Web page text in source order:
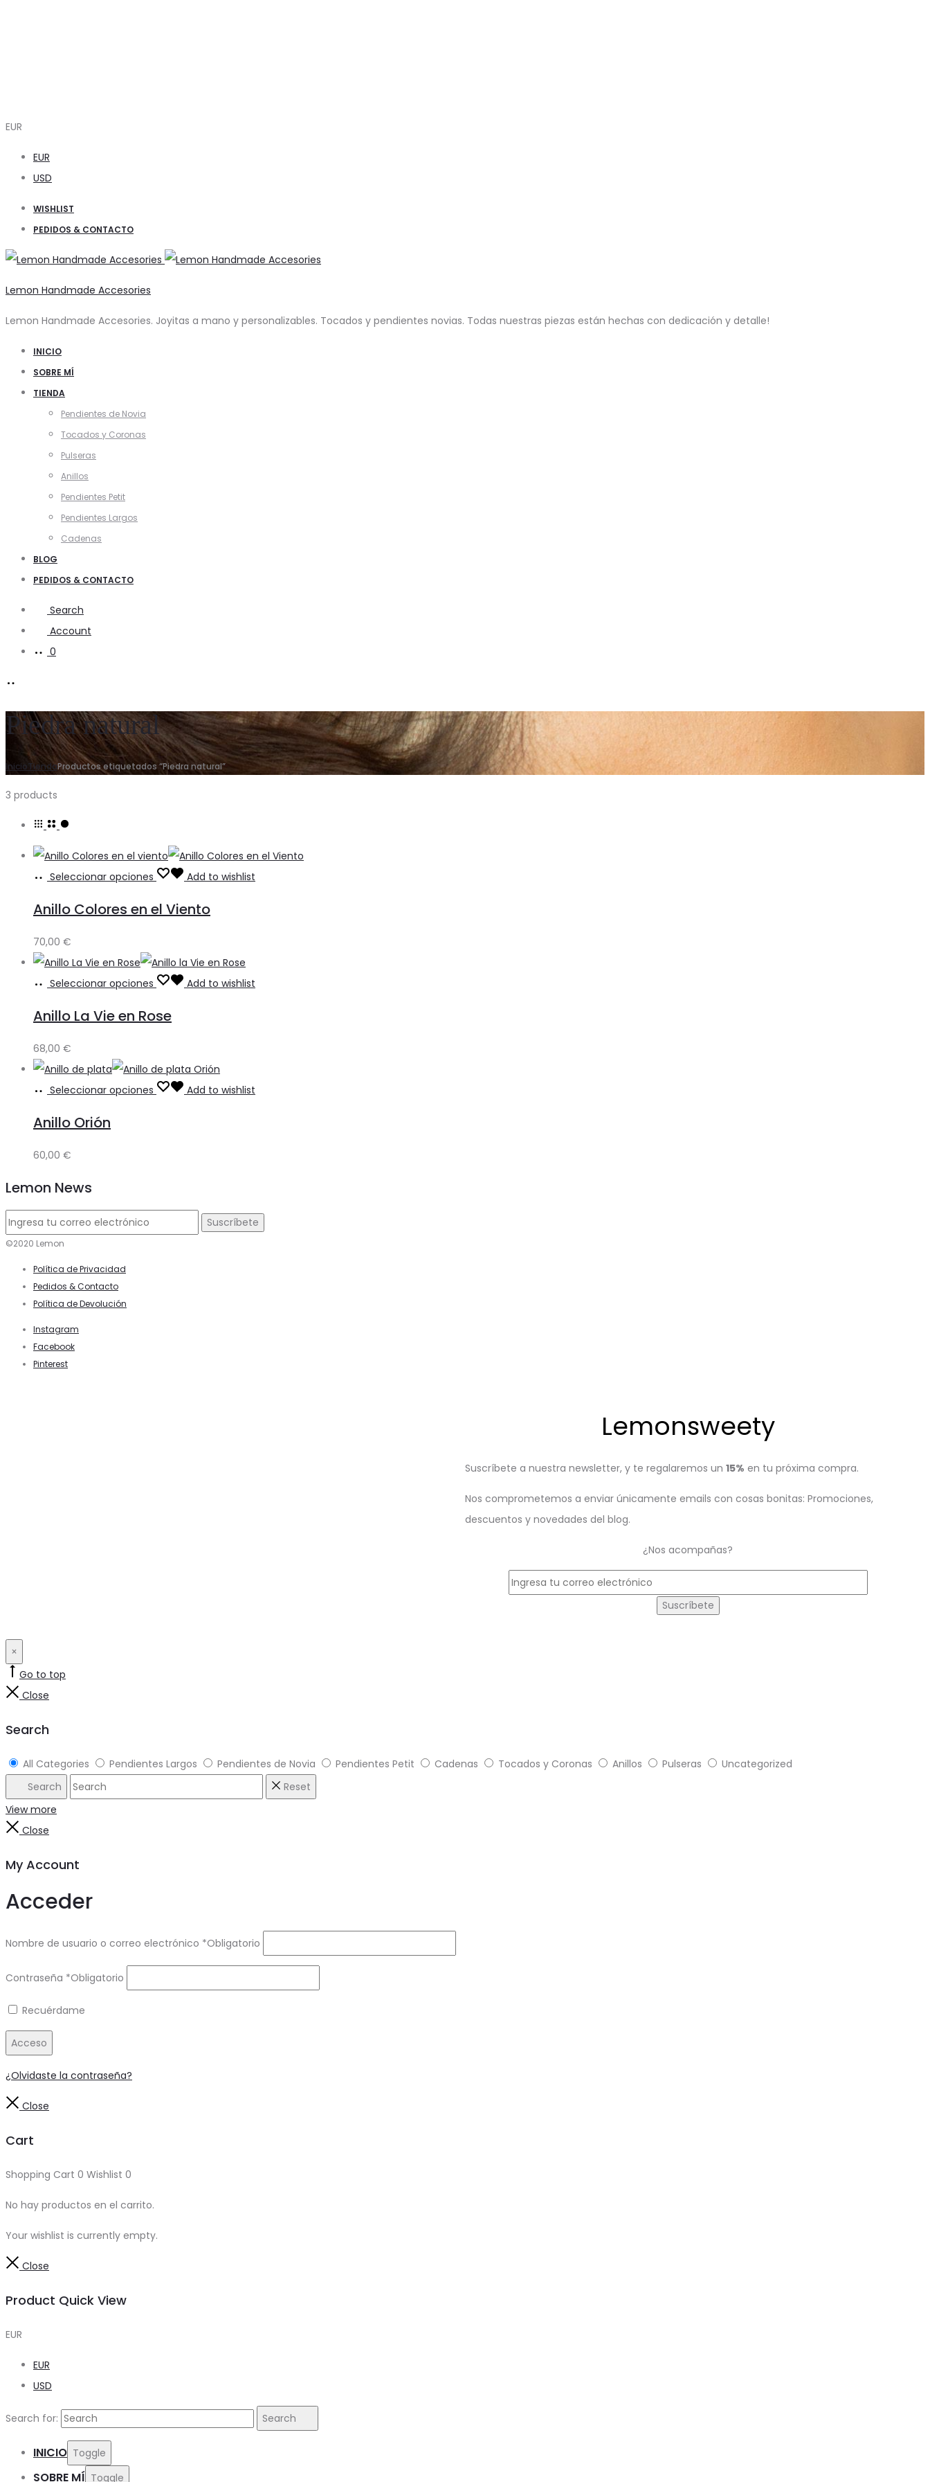
EUR
EUR
USD
WISHLIST
PEDIDOS & CONTACTO
Lemon Handmade Accesories
Lemon Handmade Accesories. Joyitas a mano y personalizables. Tocados y pendientes novias. Todas nuestras piezas están hechas con dedicación y detalle!
INICIO
SOBRE MÍ
TIENDA
Pendientes de Novia
Tocados y Coronas
Pulseras
Anillos
Pendientes Petit
Pendientes Largos
Cadenas
BLOG
PEDIDOS & CONTACTO
Search
Account
0
Piedra natural
InicioTiendaProductos etiquetados “Piedra natural”
3 products
Seleccionar opciones Add to wishlist
Anillo Colores en el Viento
70,00 €
Seleccionar opciones Add to wishlist
Anillo La Vie en Rose
68,00 €
Seleccionar opciones Add to wishlist
Anillo Orión
60,00 €
Lemon News
©2020 Lemon
Política de Privacidad
Pedidos & Contacto
Política de Devolución
Instagram
Facebook
Pinterest
Lemonsweety
Suscríbete a nuestra newsletter, y te regalaremos un 15% en tu próxima compra.
Nos comprometemos a enviar únicamente emails con cosas bonitas: Promociones,
descuentos y novedades del blog.
¿Nos acompañas?
×
Go to top
Close
Search
All Categories Pendientes Largos Pendientes de Novia Pendientes Petit Cadenas Tocados y Coronas Anillos Pulseras
Uncategorized
Search
Reset
View more
Close
My Account
Acceder
Nombre de usuario o correo electrónico *Obligatorio
Contraseña *Obligatorio
Recuérdame
Acceso
¿Olvidaste la contraseña?
Close
Cart
Shopping Cart 0 Wishlist 0
No hay productos en el carrito.
Your wishlist is currently empty.
Close
Product Quick View
EUR
EUR
USD
Search for: Search
INICIO Toggle
SOBRE MÍ Toggle